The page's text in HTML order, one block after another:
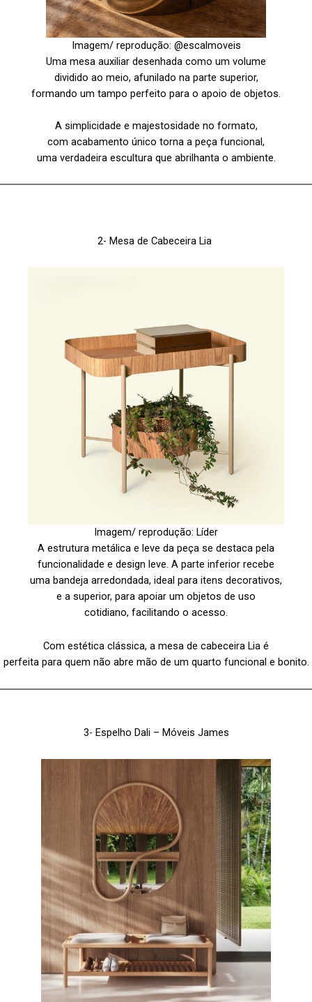
Imagem/ reprodução: @escalmoveis
Uma mesa auxiliar desenhada como um volume
dividido ao meio, afunilado na parte superior,
formando um tampo perfeito para o apoio de objetos.
A simplicidade e majestosidade no formato,
com acabamento único torna a peça funcional,
uma verdadeira escultura que abrilhanta o ambiente.
2- Mesa de Cabeceira Lia
Imagem/ reprodução: Líder
A estrutura metálica e leve da peça se destaca pela
funcionalidade e design leve. A parte inferior recebe
uma bandeja arredondada, ideal para itens decorativos,
e a superior, para apoiar um objetos de uso
cotidiano, facilitando o acesso.
Com estética clássica, a mesa de cabeceira Lia é
perfeita para quem não abre mão de um quarto funcional e bonito.
3- Espelho Dali – Móveis James